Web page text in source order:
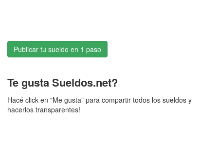
Publicar tu sueldo en 1 paso
Te gusta Sueldos.net?
Hacé click en "Me gusta" para compartir todos los sueldos y
hacerlos transparentes!